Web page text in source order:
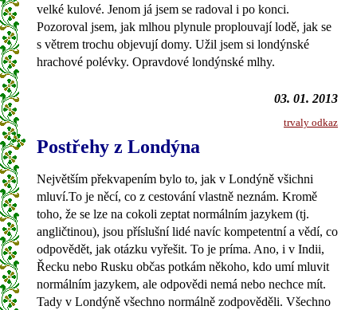
velké kulové. Jenom já jsem se radoval i po konci.
Pozoroval jsem, jak mlhou plynule proplouvají lodě, jak se
s větrem trochu objevují domy. Užil jsem si londýnské
hrachové polévky. Opravdové londýnské mlhy.
03. 01. 2013
trvaly odkaz
Postřehy z Londýna
Největším překvapením bylo to, jak v Londýně všichni
mluví.To je něcí, co z cestování vlastně neznám. Kromě
toho, že se lze na cokoli zeptat normálním jazykem (tj.
angličtinou), jsou příslušní lidé navíc kompetentní a vědí, co
odpovědět, jak otázku vyřešit. To je príma. Ano, i v Indii,
Řecku nebo Rusku občas potkám někoho, kdo umí mluvit
normálním jazykem, ale odpovědi nemá nebo nechce mít.
Tady v Londýně všechno normálně zodpověděli. Všechno